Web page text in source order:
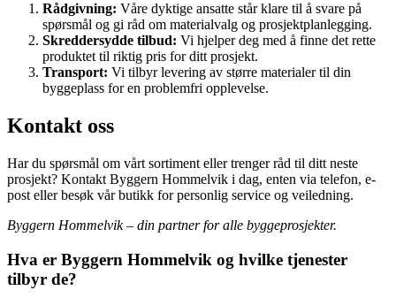
Rådgivning: Våre dyktige ansatte står klare til å svare på
spørsmål og gi råd om materialvalg og prosjektplanlegging.
Skreddersydde tilbud: Vi hjelper deg med å finne det rette
produktet til riktig pris for ditt prosjekt.
Transport: Vi tilbyr levering av større materialer til din
byggeplass for en problemfri opplevelse.
Kontakt oss
Har du spørsmål om vårt sortiment eller trenger råd til ditt neste
prosjekt? Kontakt Byggern Hommelvik i dag, enten via telefon, e-
post eller besøk vår butikk for personlig service og veiledning.
Byggern Hommelvik – din partner for alle byggeprosjekter.
Hva er Byggern Hommelvik og hvilke tjenester
tilbyr de?